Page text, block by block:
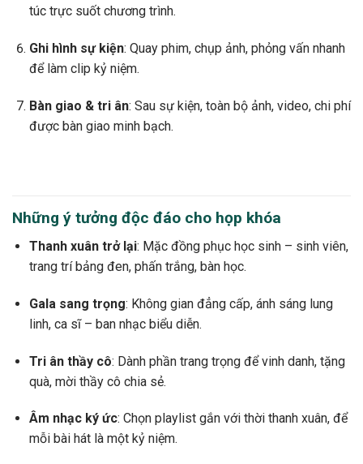
túc trực suốt chương trình.
Ghi hình sự kiện: Quay phim, chụp ảnh, phỏng vấn nhanh
để làm clip kỷ niệm.
Bàn giao & tri ân: Sau sự kiện, toàn bộ ảnh, video, chi phí
được bàn giao minh bạch.
Những ý tưởng độc đáo cho họp khóa
Thanh xuân trở lại: Mặc đồng phục học sinh – sinh viên,
trang trí bảng đen, phấn trắng, bàn học.
Gala sang trọng: Không gian đẳng cấp, ánh sáng lung
linh, ca sĩ – ban nhạc biểu diễn.
Tri ân thầy cô: Dành phần trang trọng để vinh danh, tặng
quà, mời thầy cô chia sẻ.
Âm nhạc ký ức: Chọn playlist gắn với thời thanh xuân, để
mỗi bài hát là một kỷ niệm.